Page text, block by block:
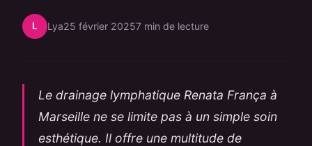
L Lya25 février 20257 min de lecture
Le drainage lymphatique Renata França à
Marseille ne se limite pas à un simple soin
esthétique. Il offre une multitude de